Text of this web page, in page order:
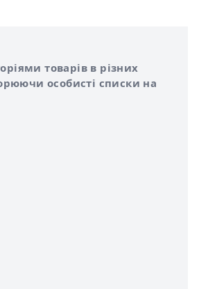
товарів в різних
особисті списки на